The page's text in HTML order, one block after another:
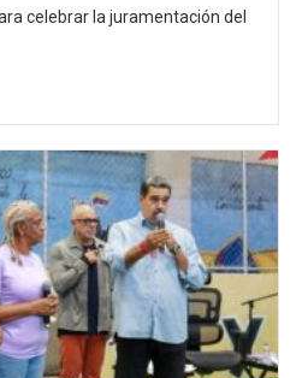
celebrar la juramentación del